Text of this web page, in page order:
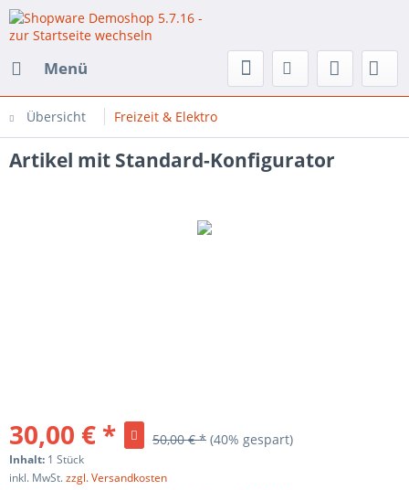
Menü
Übersicht Freizeit & Elektro
Artikel mit Standard-Konfigurator
30,00 € * 50,00 € * (40% gespart)
Inhalt: 1 Stück
inkl. MwSt.zzgl. Versandkosten